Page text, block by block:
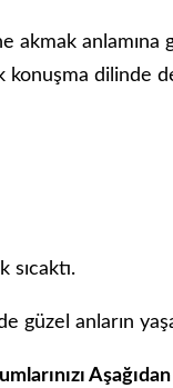
akmak anlamına
dilinde de
sıcaktı.
güzel anların